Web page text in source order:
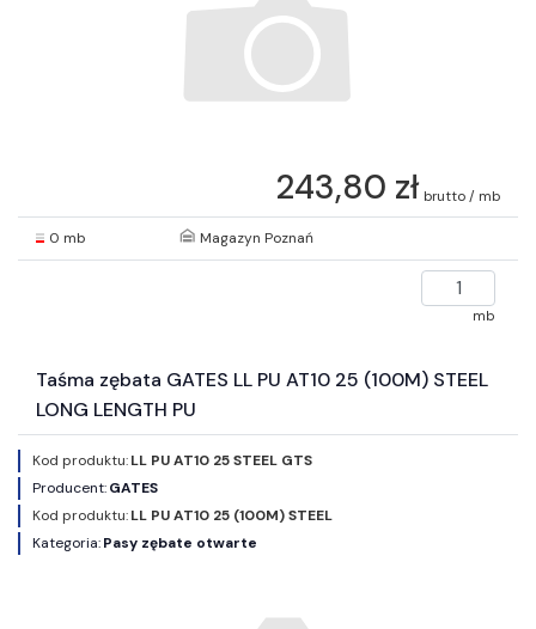
243,80 zł brutto / mb
0 mb Magazyn Poznań
mb
Taśma zębata GATES LL PU AT10 25 (100M) STEEL
LONG LENGTH PU
Kod produktu:LL PU AT10 25 STEEL GTS
Producent:GATES
Kod produktu:LL PU AT10 25 (100M) STEEL
Kategoria:Pasy zębate otwarte